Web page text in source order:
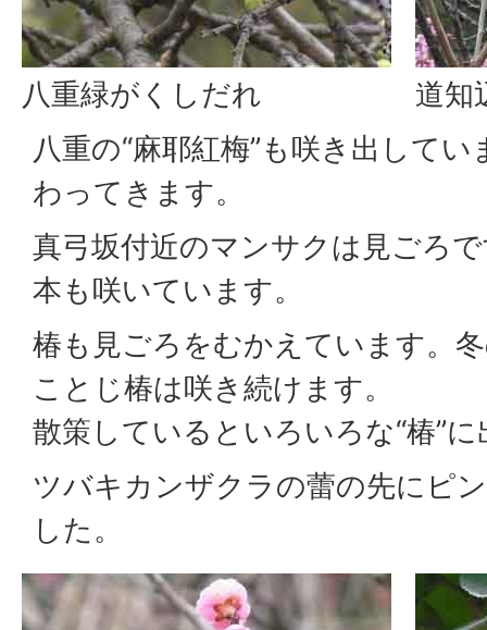
八重緑がくしだれ
道知
八重の“麻耶紅梅”も咲き出して
わってきます。
真弓坂付近のマンサクは見ごろ
本も咲いています。
椿も見ごろをむかえています。
ことじ椿は咲き続けます。
散策しているといろいろな“椿”
ツバキカンザクラの蕾の先にピ
した。